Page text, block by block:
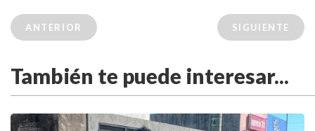
ANTERIOR SIGUIENTE
También te puede interesar...